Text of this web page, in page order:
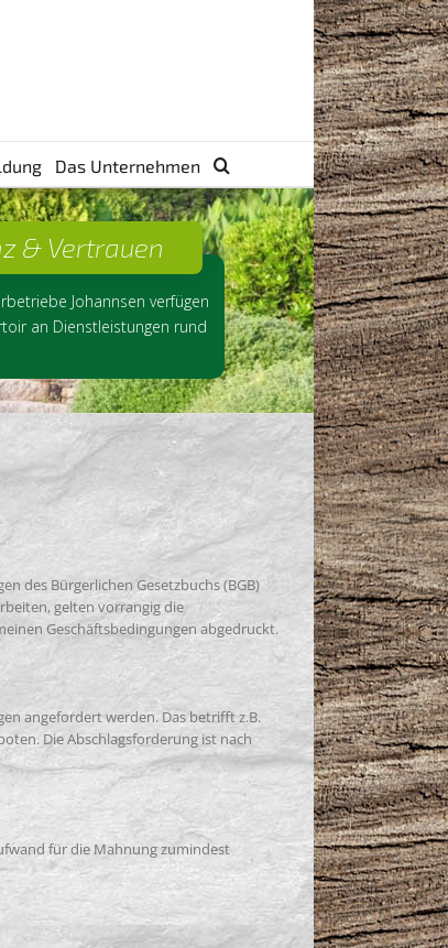
Das Unternehmen
& Vertrauen
Johannsen verfügen
an Dienstleistungen rund
des Bürgerlichen Gesetzbuchs (BGB)
gelten vorrangig die
Geschäftsbedingungen abgedruckt.
angefordert werden. Das betrifft z.B.
Die Abschlagsforderung ist nach
für die Mahnung zumindest